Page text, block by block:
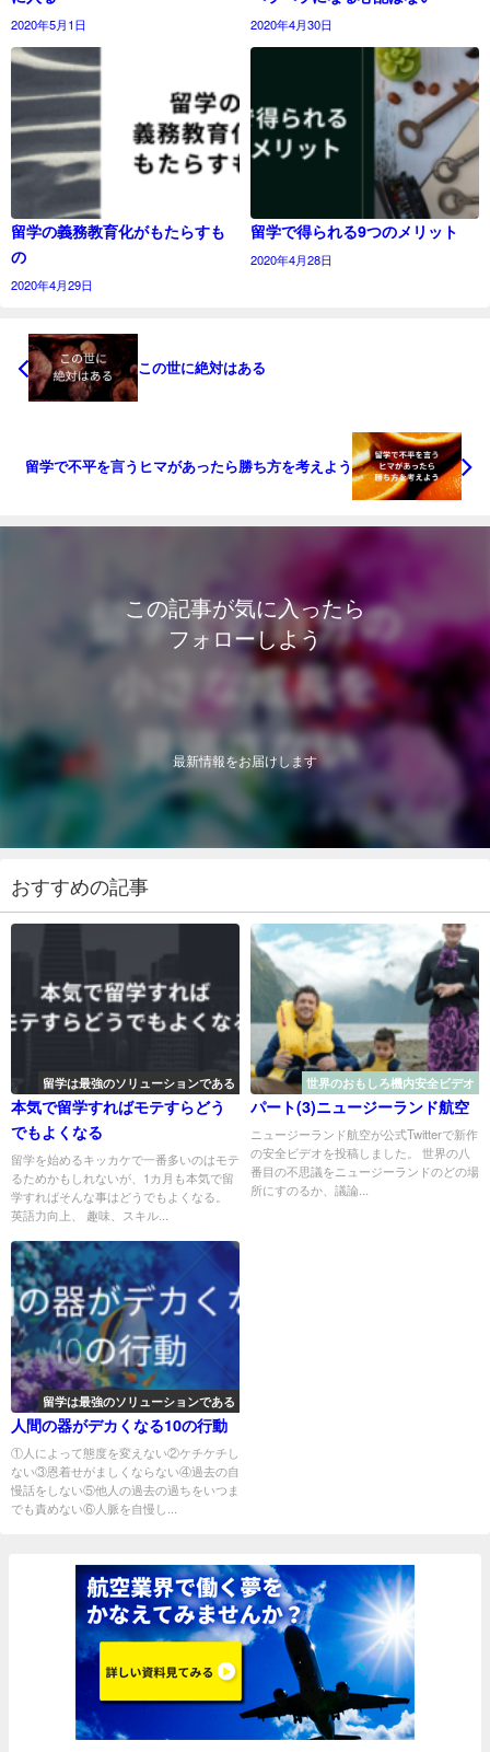
2020年5月1日 2020年4月30日
留学の義務教育化がもたらすも
の
2020年4月29日
留学で得られる9つのメリット
2020年4月28日
この世に絶対はある
留学で不平を言うヒマがあったら勝ち方を考えよう
この記事が気に入ったら
フォローしよう
最新情報をお届けします
おすすめの記事
留学は最強のソリューションである
本気で留学すればモテすらどう
でもよくなる
留学を始めるキッカケで一番多いのはモテ
るためかもしれないが、1カ月も本気で留
学すればそんな事はどうでもよくなる。
英語力向上、 趣味、スキル...
世界のおもしろ機内安全ビデオ
パート(3)ニュージーランド航空
ニュージーランド航空が公式Twitterで新作
の安全ビデオを投稿しました。 世界の八
番目の不思議をニュージーランドのどの場
所にすのるか、議論...
留学は最強のソリューションである
人間の器がデカくなる10の行動
①人によって態度を変えない②ケチケチし
ない③恩着せがましくならない④過去の自
慢話をしない⑤他人の過去の過ちをいつま
でも責めない⑥人脈を自慢し...